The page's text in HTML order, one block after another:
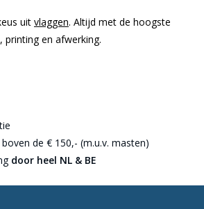
uit vlaggen. Altijd met de hoogste
printing en afwerking.
boven de € 150,- (m.u.v. masten)
door heel NL & BE